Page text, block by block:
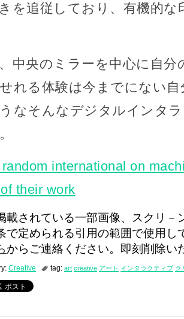
を追従しており、有機的な
中央のミラーを中心に自分
れる体験は今までにない
なそんなデジタルインタ
international on
their work
されている一部画像、スクリ－
で定められる引用の範囲で使用し
からご連絡ください。即刻削除い
Creative tag: art creative アート インタラクティブ ク